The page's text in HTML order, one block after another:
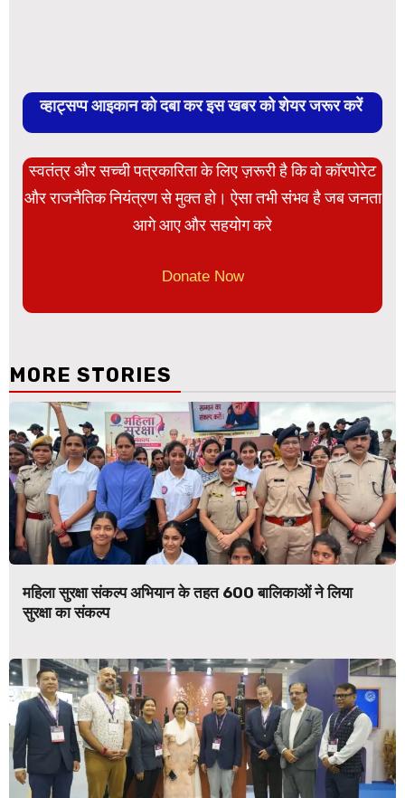
व्हाट्सप्प आइकान को दबा कर इस खबर को शेयर जरूर करें
स्वतंत्र और सच्ची पत्रकारिता के लिए ज़रूरी है कि वो कॉरपोरेट
और राजनैतिक नियंत्रण से मुक्त हो। ऐसा तभी संभव है जब जनता
आगे आए और सहयोग करे
Donate Now
MORE STORIES
महिला सुरक्षा संकल्प अभियान के तहत 600 बालिकाओं ने लिया
सुरक्षा का संकल्प